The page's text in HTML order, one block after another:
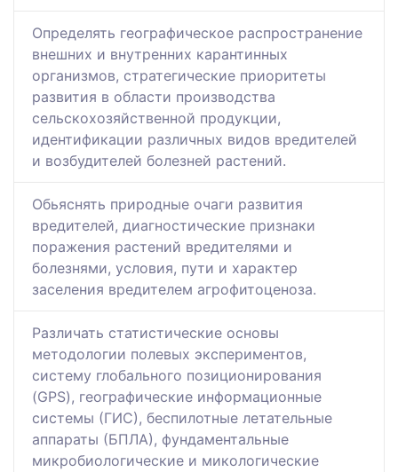
Определять географическое распространение
внешних и внутренних карантинных
организмов, стратегические приоритеты
развития в области производства
сельскохозяйственной продукции,
идентификации различных видов вредителей
и возбудителей болезней растений.
Обьяснять природные очаги развития
вредителей, диагностические признаки
поражения растений вредителями и
болезнями, условия, пути и характер
заселения вредителем агрофитоценоза.
Различать статистические основы
методологии полевых экспериментов,
систему глобального позиционирования
(GPS), географические информационные
системы (ГИС), беспилотные летательные
аппараты (БПЛА), фундаментальные
микробиологические и микологические